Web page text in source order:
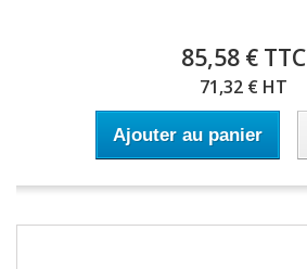
85,58 € TTC
71,32 € HT
Ajouter au panier